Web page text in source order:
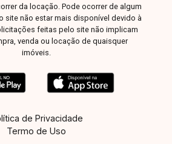
da locação. Pode ocorrer de algum
site não estar mais disponível devido à
feitas pelo site não implicam
venda ou locação de quaisquer
imóveis.
de Privacidade
Termo de Uso